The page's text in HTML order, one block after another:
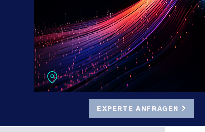
6300 Zug
EXPERTE ANFRAGEN